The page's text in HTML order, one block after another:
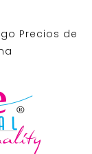
Precios de